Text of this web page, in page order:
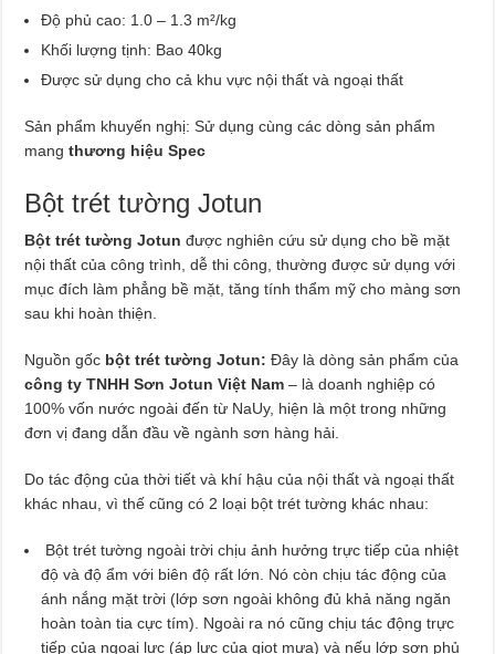
Độ phủ cao: 1.0 – 1.3 m²/kg
Khối lượng tịnh: Bao 40kg
Được sử dụng cho cả khu vực nội thất và ngoại thất
Sản phẩm khuyến nghị: Sử dụng cùng các dòng sản phẩm
mangthương hiệu Spec
Bột trét tường Jotun
Bột trét tường Jotun được nghiên cứu sử dụng cho bề mặt
nội thất của công trình, dễ thi công, thường được sử dụng với
mục đích làm phẳng bề mặt, tăng tính thẩm mỹ cho màng sơn
sau khi hoàn thiện.
Nguồn gốc bột trét tường Jotun:Đây là dòng sản phẩm của
công ty TNHH Sơn Jotun Việt Nam – là doanh nghiệp có
100% vốn nước ngoài đến từ NaUy, hiện là một trong những
đơn vị đang dẫn đầu về ngành sơn hàng hải.
Do tác động của thời tiết và khí hậu của nội thất và ngoại thất
khác nhau, vì thế cũng có 2 loại bột trét tường khác nhau:
Bột trét tường ngoài trời chịu ảnh hưởng trực tiếp của nhiệt
độ và độ ẩm với biên độ rất lớn. Nó còn chịu tác động của
ánh nắng mặt trời (lớp sơn ngoài không đủ khả năng ngăn
hoàn toàn tia cực tím). Ngoài ra nó cũng chịu tác động trực
tiếp của ngoại lực (áp lực của giọt mưa) và nếu lớp sơn phủ